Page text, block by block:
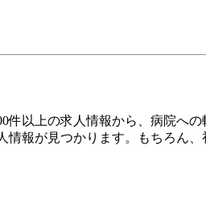
件以上の求人情報から、病院へ
報が見つかります。もちろん